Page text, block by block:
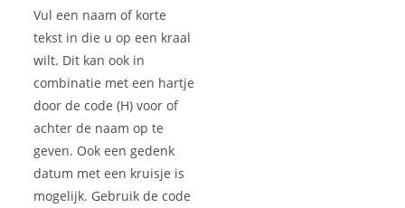
Vul een naam of korte
tekst in die u op een kraal
wilt. Dit kan ook in
combinatie met een hartje
door de code (H) voor of
achter de naam op te
geven. Ook een gedenk
datum met een kruisje is
mogelijk. Gebruik de code